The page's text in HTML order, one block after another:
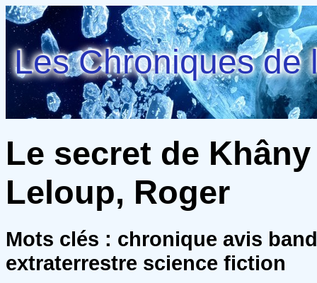
Les Chroniques de
Le secret de
Leloup, Roger
Mots clés : chronique avis
extraterrestre science fiction